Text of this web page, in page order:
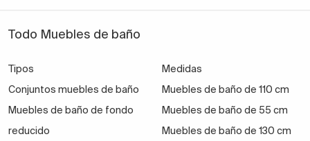
Todo Muebles de baño
Tipos
Conjuntos muebles de baño
Muebles de baño de fondo
reducido
Medidas
Muebles de baño de 110 cm
Muebles de baño de 55 cm
Muebles de baño de 130 cm